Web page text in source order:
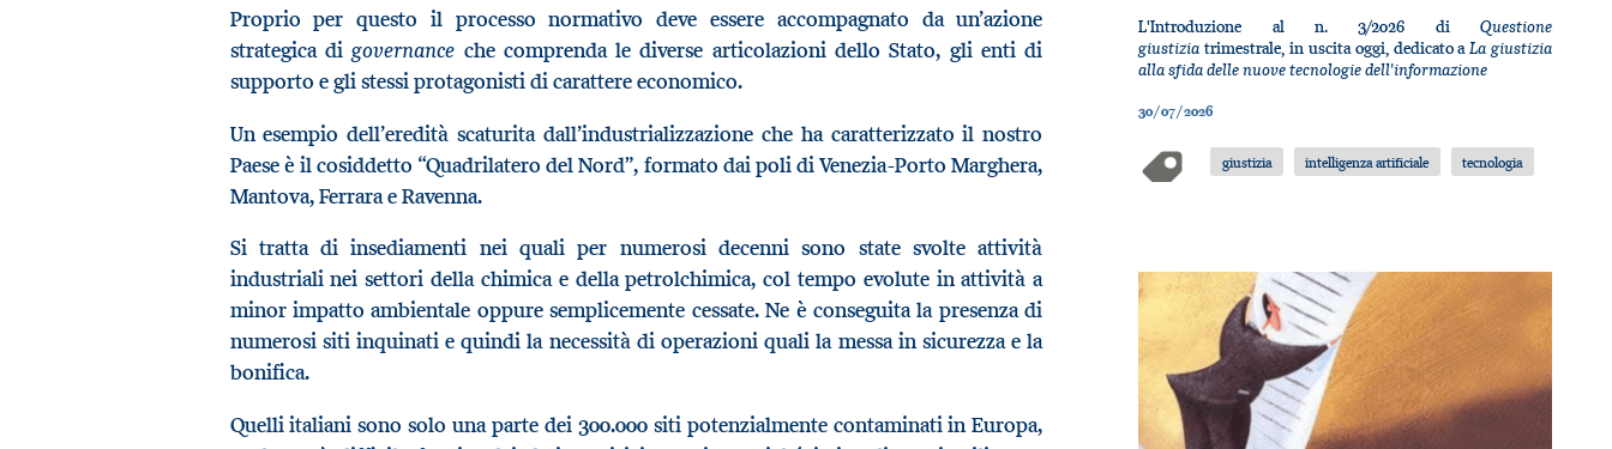
Proprio per questo il processo normativo deve essere accompagnato da un’azione
strategica digovernance che comprenda le diverse articolazioni dello Stato, gli enti di
supporto e gli stessi protagonisti di carattere economico.
Un esempio dell’eredità scaturita dall’industrializzazione che ha caratterizzato il nostro
Paese è il cosiddetto “Quadrilatero del Nord”, formato dai poli di Venezia-Porto Marghera,
Mantova, Ferrara e Ravenna.
Si tratta di insediamenti nei quali per numerosi decenni sono state svolte attività
industriali nei settori della chimica e della petrolchimica, col tempo evolute in attività a
minor impatto ambientale oppure semplicemente cessate. Ne è conseguita la presenza di
numerosi siti inquinati e quindi la necessità di operazioni quali la messa in sicurezza e la
bonifica.
Quelli italiani sono solo una parte dei 300.000 siti potenzialmente contaminati in Europa,
L'Introduzione al n. 3/2026 di Questione
giustiziatrimestrale, in uscita oggi, dedicato aLa giustizia
alla sfida delle nuove tecnologie dell'informazione
30/07/2026
giustizia intelligenza artificiale tecnologia